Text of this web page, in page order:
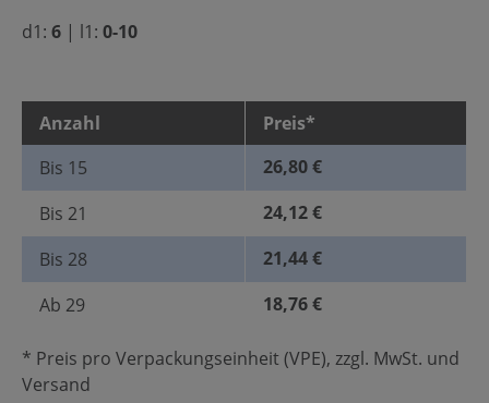
d1: 6 | l1: 0-10
Anzahl
Preis*
Bis 15
26,80 €
Bis 21
24,12 €
Bis 28
21,44 €
Ab 29 18,76 €
* Preis pro Verpackungseinheit (VPE), zzgl. MwSt. und
Versand